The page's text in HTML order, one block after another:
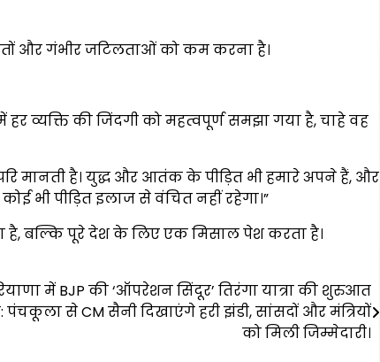
और गंभीर जटिलताओं को कम करना है।
व्यक्ति की जिंदगी को महत्वपूर्ण समझा गया है, चाहे वह
मानती है। युद्ध और आतंक के पीड़ित भी हमारे अपने हैं, और
भी पीड़ित इलाज से वंचित नहीं रहेगा।”
बल्कि पूरे देश के लिए एक मिसाल पेश करता है।
में BJP की ‘ऑपरेशन सिंदूर’ तिरंगा यात्रा की शुरुआत
से CM सैनी दिखाएंगे हरी झंडी, सांसदों और मंत्रियों
को मिली जिम्मेदारी।